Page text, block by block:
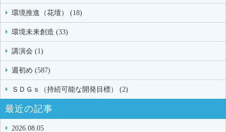
環境推進（花壇） (18)
環境未来創造 (33)
講演会 (1)
週初め (587)
ＳＤＧｓ（持続可能な開発目標） (2)
最近の記事
2026.08.05